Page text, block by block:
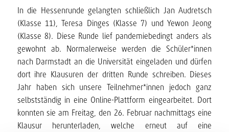
In die Hessenrunde gelangten schließlich Jan Audretsch
(Klasse 11), Teresa Dinges (Klasse 7) und Yewon Jeong
(Klasse 8). Diese Runde lief pandemiebedingt anders als
gewohnt ab. Normalerweise werden die Schüler*innen
nach Darmstadt an die Universität eingeladen und dürfen
dort ihre Klausuren der dritten Runde schreiben. Dieses
Jahr haben sich unsere Teilnehmer*innen jedoch ganz
selbstständig in eine Online-Plattform eingearbeitet. Dort
konnten sie am Freitag, den 26. Februar nachmittags eine
Klausur herunterladen, welche erneut auf eine